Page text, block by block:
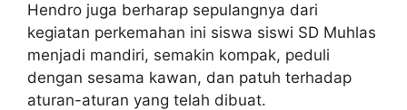
Hendro juga berharap sepulangnya dari
kegiatan perkemahan ini siswa siswi SD Muhlas
menjadi mandiri, semakin kompak, peduli
dengan sesama kawan, dan patuh terhadap
aturan-aturan yang telah dibuat.